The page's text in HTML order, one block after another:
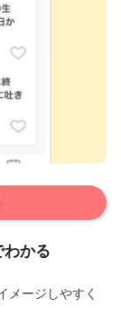
わかる
メージしやすく